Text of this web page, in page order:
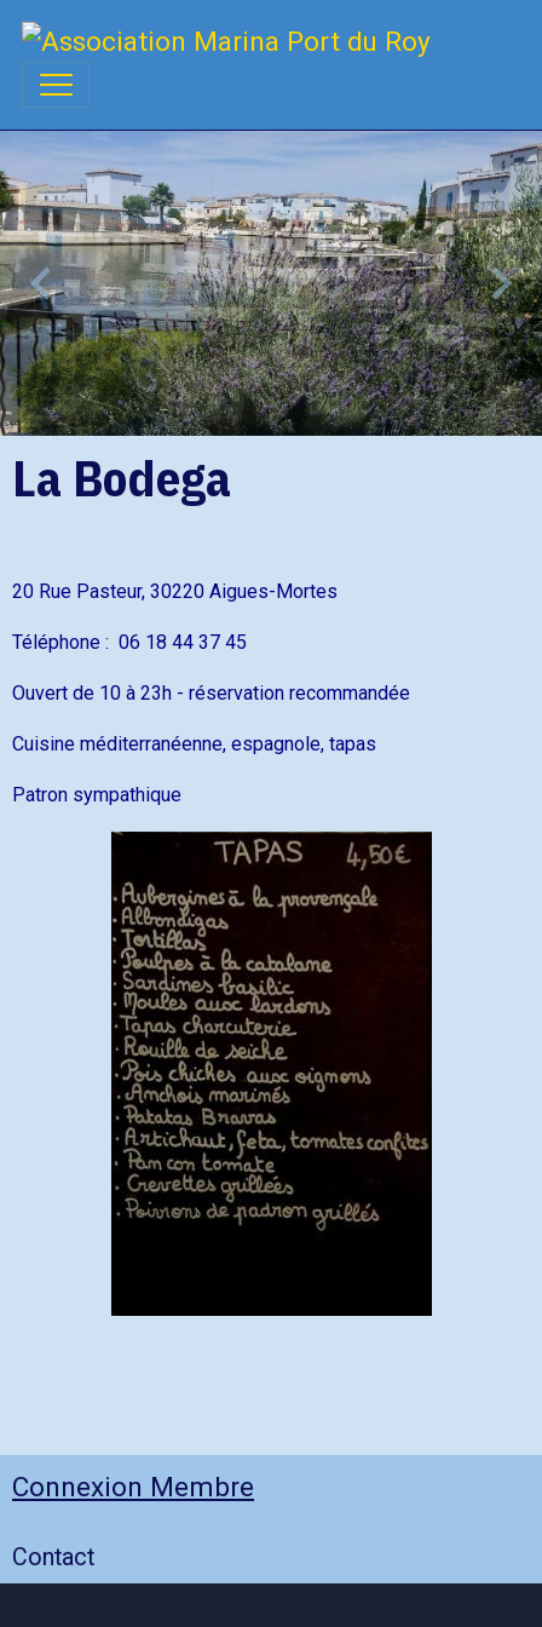
La Bodega
20 Rue Pasteur, 30220 Aigues-Mortes
Téléphone : 06 18 44 37 45
Ouvert de 10 à 23h - réservation recommandée
Cuisine méditerranéenne, espagnole, tapas
Patron sympathique
Connexion Membre
Contact